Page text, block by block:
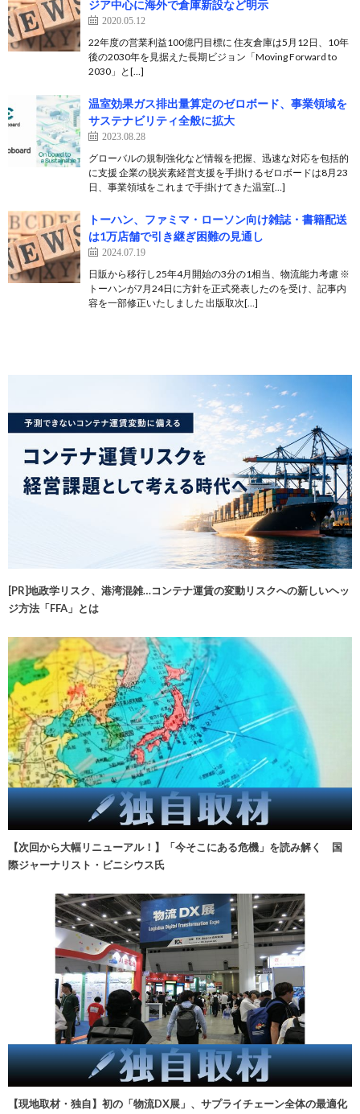
ジア中心に海外で倉庫新設など明示
2020.05.12
22年度の営業利益100億円目標に 住友倉庫は5月12日、10年
後の2030年を見据えた長期ビジョン「Moving Forward to
2030」と[…]
温室効果ガス排出量算定のゼロボード、事業領域を
サステナビリティ全般に拡大
2023.08.28
グローバルの規制強化など情報を把握、迅速な対応を包括的
に支援 企業の脱炭素経営支援を手掛けるゼロボードは8月23
日、事業領域をこれまで手掛けてきた温室[…]
トーハン、ファミマ・ローソン向け雑誌・書籍配送
は1万店舗で引き継ぎ困難の見通し
2024.07.19
日販から移行し25年4月開始の3分の1相当、物流能力考慮 ※
トーハンが7月24日に方針を正式発表したのを受け、記事内
容を一部修正いたしました 出版取次[…]
[PR]地政学リスク、港湾混雑…コンテナ運賃の変動リスクへの新しいヘッ
ジ方法「FFA」とは
【次回から大幅リニューアル！】「今そこにある危機」を読み解く 国
際ジャーナリスト・ビニシウス氏
【現地取材・独自】初の「物流DX展」、サプライチェーン全体の最適化